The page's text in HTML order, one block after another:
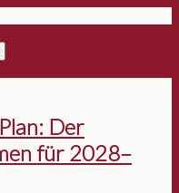
Der
für 2028–